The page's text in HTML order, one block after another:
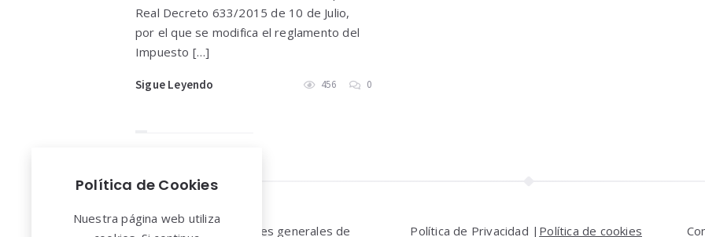
Real Decreto 633/2015 de 10 de Julio,
por el que se modifica el reglamento del
Impuesto […]
Sigue Leyendo 456 0
Widgets
Aviso legal y Condiciones generales de Política de Privacidad | Política de cookies
Política de Cookies
Nuestra página web utiliza